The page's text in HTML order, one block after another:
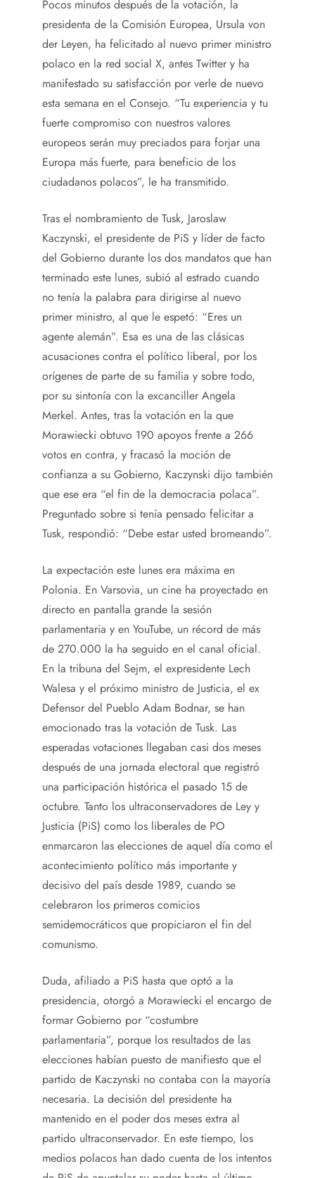
Pocos minutos después de la votación, la
presidenta de la Comisión Europea, Ursula von
der Leyen, ha felicitado al nuevo primer ministro
polaco en la red social X, antes Twitter y ha
manifestado su satisfacción por verle de nuevo
esta semana en el Consejo. “Tu experiencia y tu
fuerte compromiso con nuestros valores
europeos serán muy preciados para forjar una
Europa más fuerte, para beneficio de los
ciudadanos polacos”, le ha transmitido.
Tras el nombramiento de Tusk, Jaroslaw
Kaczynski, el presidente de PiS y líder de facto
del Gobierno durante los dos mandatos que han
terminado este lunes, subió al estrado cuando
no tenía la palabra para dirigirse al nuevo
primer ministro, al que le espetó: “Eres un
agente alemán”. Esa es una de las clásicas
acusaciones contra el político liberal, por los
orígenes de parte de su familia y sobre todo,
por su sintonía con la excanciller Angela
Merkel. Antes, tras la votación en la que
Morawiecki obtuvo 190 apoyos frente a 266
votos en contra, y fracasó la moción de
confianza a su Gobierno, Kaczynski dijo también
que ese era “el fin de la democracia polaca”.
Preguntado sobre si tenía pensado felicitar a
Tusk, respondió: “Debe estar usted bromeando”.
La expectación este lunes era máxima en
Polonia. En Varsovia, un cine ha proyectado en
directo en pantalla grande la sesión
parlamentaria y en YouTube, un récord de más
de 270.000 la ha seguido en el canal oficial.
En la tribuna del Sejm, el expresidente Lech
Walesa y el próximo ministro de Justicia, el ex
Defensor del Pueblo Adam Bodnar, se han
emocionado tras la votación de Tusk. Las
esperadas votaciones llegaban casi dos meses
después de una jornada electoral que registró
una participación histórica el pasado 15 de
octubre. Tanto los ultraconservadores de Ley y
Justicia (PiS) como los liberales de PO
enmarcaron las elecciones de aquel día como el
acontecimiento político más importante y
decisivo del país desde 1989, cuando se
celebraron los primeros comicios
semidemocráticos que propiciaron el fin del
comunismo.
Duda, afiliado a PiS hasta que optó a la
presidencia, otorgó a Morawiecki el encargo de
formar Gobierno por “costumbre
parlamentaria”, porque los resultados de las
elecciones habían puesto de manifiesto que el
partido de Kaczynski no contaba con la mayoría
necesaria. La decisión del presidente ha
mantenido en el poder dos meses extra al
partido ultraconservador. En este tiempo, los
medios polacos han dado cuenta de los intentos